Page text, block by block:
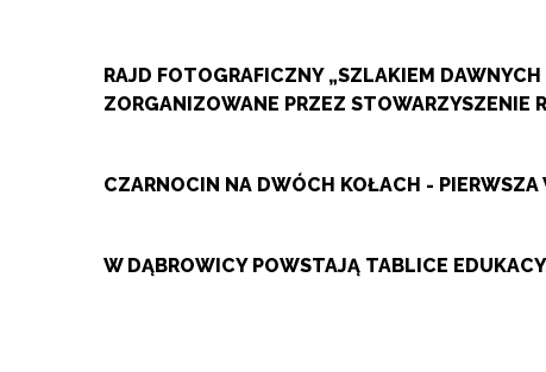
RAJD FOTOGRAFICZNY „SZLAKIEM
ZORGANIZOWANE PRZEZ STOWARZYSZENIE
CZARNOCIN NA DWÓCH KOŁACH -
W DĄBROWICY POWSTAJĄ TABLICE